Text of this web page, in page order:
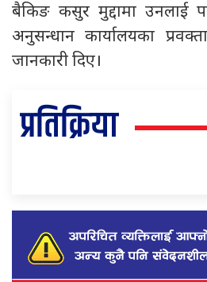
बैकिङ कसुर मुद्दामा उनलाई
अनुसन्धान कार्यालयका
जानकारी दिए।
प्रतिक्रिया